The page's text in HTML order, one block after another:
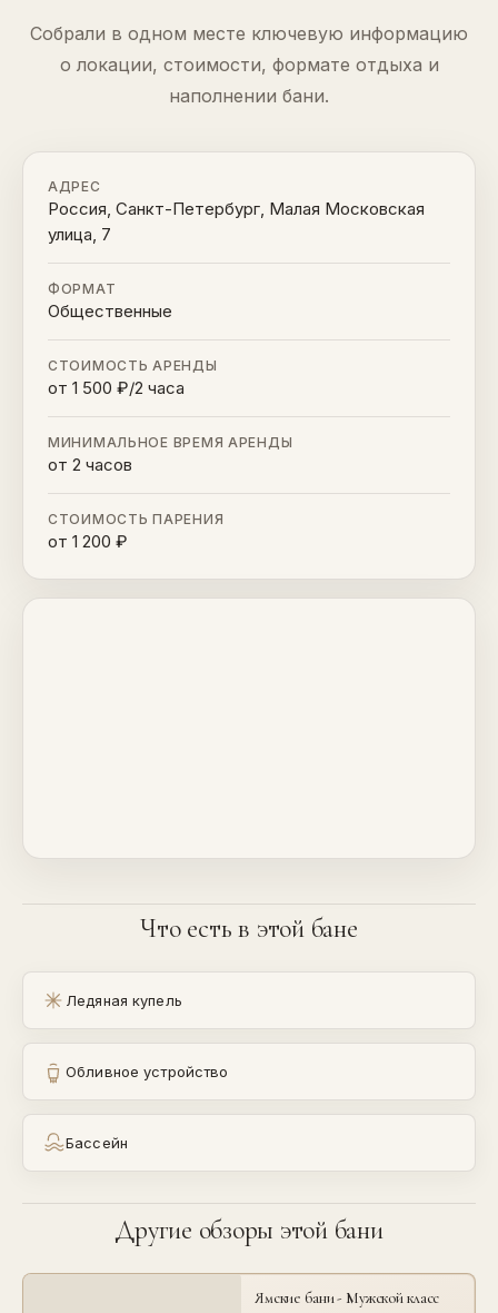
Собрали в одном месте ключевую информацию
о локации, стоимости, формате отдыха и
наполнении бани.
АДРЕС
Россия, Санкт-Петербург, Малая Московская
улица, 7
ФОРМАТ
Общественные
СТОИМОСТЬ АРЕНДЫ
от 1 500 ₽/2 часа
МИНИМАЛЬНОЕ ВРЕМЯ АРЕНДЫ
от 2 часов
СТОИМОСТЬ ПАРЕНИЯ
от 1 200 ₽
Что есть в этой бане
Ледяная купель
Обливное устройство
Бассейн
Другие обзоры этой бани
Ямские бани - Мужской класс